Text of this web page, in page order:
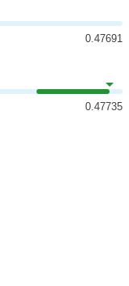
0.47691
0.47735